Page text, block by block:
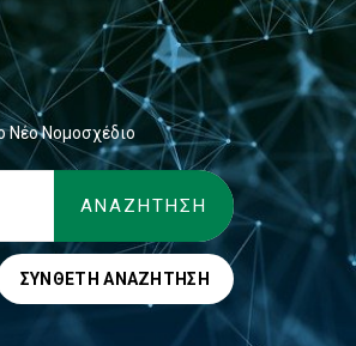
Νέο Νομοσχέδιο
ΣΎΝΘΕΤΗ ΑΝΑΖΉΤΗΣΗ